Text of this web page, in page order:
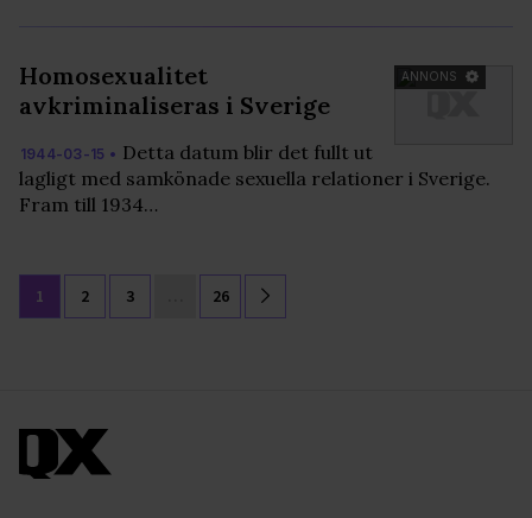
ANNONS
Homosexualitet
avkriminaliseras i Sverige
1944-03-15 • Detta datum blir det fullt ut
lagligt med samkönade sexuella relationer i Sverige.
Fram till 1934…
1 2 3 26